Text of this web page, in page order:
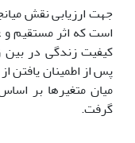
جهت ارزیابی نقش
است که اثر مستقیم و
کیفیت زندگی در بین
پس از اطمینان یافتن
میان متغیرها بر
گرفت.